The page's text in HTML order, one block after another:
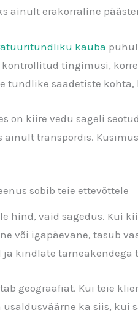
ainult erakorraline
kauba
kontrollitud tingimusi,
tundlike saadetiste
on kiire vedu sageli
ainult transpordis.
sobib teie ettevõttele
hind, vaid sagedus. Kui
või igapäevane, tasub
kindlate tarneakendega
geograafiat. Kui teie
usaldusväärne ka siis,